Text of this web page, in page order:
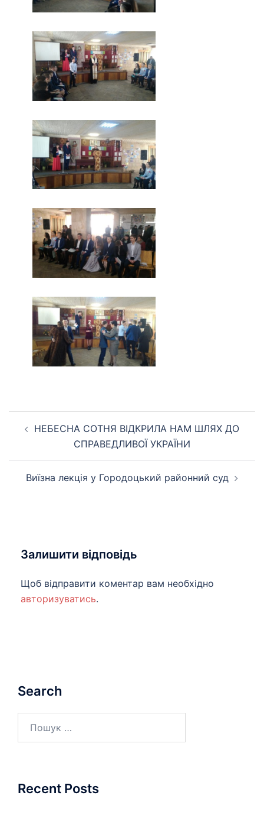
по
НЕБЕСНА СОТНЯ ВІДКРИЛА НАМ ШЛЯХ ДО
СПРАВЕДЛИВОЇ УКРАЇНИ
Виїзна лекція у Городоцький районний суд
Залишити відповідь
Щоб відправити коментар вам необхідно
авторизуватись.
Search
Recent Posts